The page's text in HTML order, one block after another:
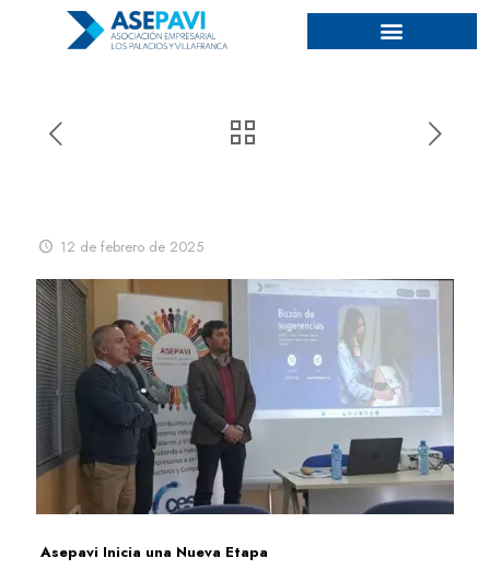
12 de febrero de 2025
Asepavi Inicia una Nueva Etapa